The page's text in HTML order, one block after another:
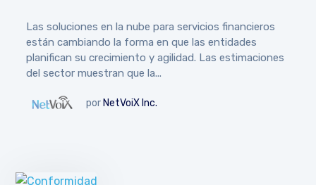
Las soluciones en la nube para servicios financieros
están cambiando la forma en que las entidades
planifican su crecimiento y agilidad. Las estimaciones
del sector muestran que la...
por NetVoiX Inc.